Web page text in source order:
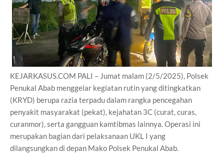
KEJARKASUS.COM PALI – Jumat malam (2/5/2025), Polsek
Penukal Abab menggelar kegiatan rutin yang ditingkatkan
(KRYD) berupa razia terpadu dalam rangka pencegahan
penyakit masyarakat (pekat), kejahatan 3C (curat, curas,
curanmor), serta gangguan kamtibmas lainnya. Operasi ini
merupakan bagian dari pelaksanaan UKL I yang
dilangsungkan di depan Mako Polsek Penukal Abab.